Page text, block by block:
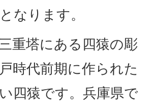
なります。
重塔にある四猿の彫
時代前期に作られた
四猿です。兵庫県で